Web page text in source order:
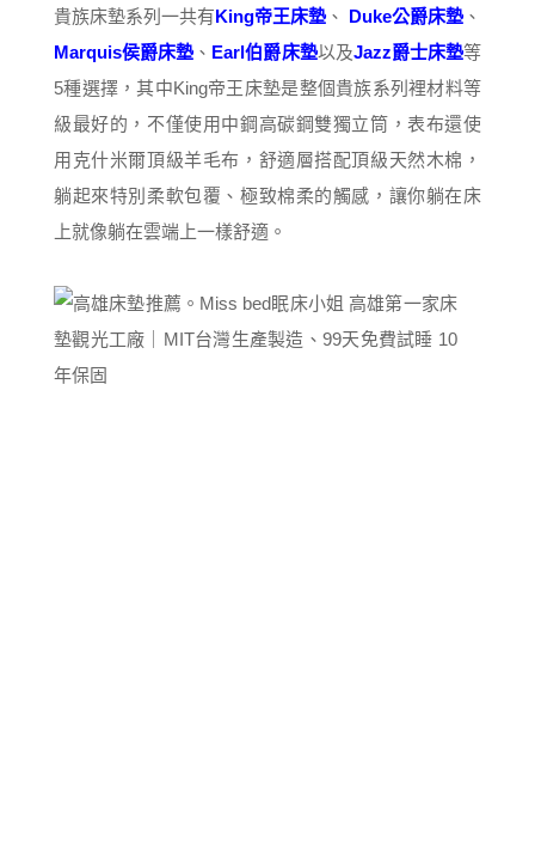
貴族床墊系列一共有King帝王床墊、 Duke公爵床墊、
Marquis侯爵床墊、 Earl伯爵床墊以及Jazz爵士床墊等
5種選擇，其中King帝王床墊是整個貴族系列裡材料等
級最好的，不僅使用中鋼高碳鋼雙獨立筒，表布還使
用克什米爾頂級羊毛布，舒適層搭配頂級天然木棉，
躺起來特別柔軟包覆、極致棉柔的觸感，讓你躺在床
上就像躺在雲端上一樣舒適。